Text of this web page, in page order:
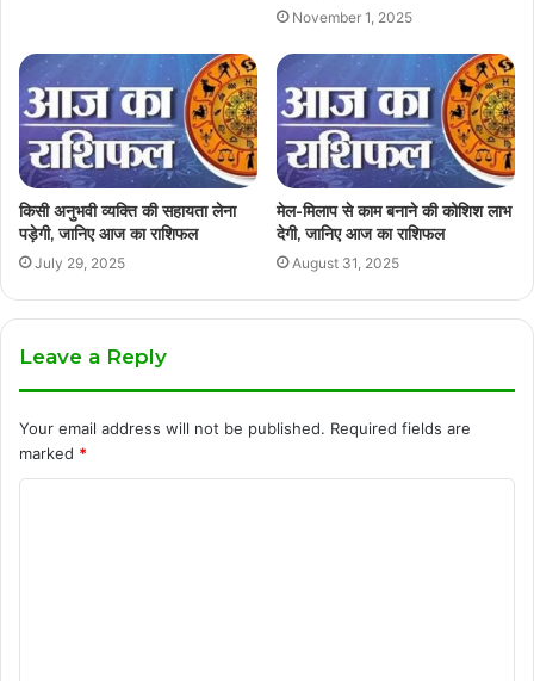
November 1, 2025
किसी अनुभवी व्यक्ति की सहायता लेना
पड़ेगी, जानिए आज का राशिफल
July 29, 2025
मेल-मिलाप से काम बनाने की कोशिश लाभ
देगी, जानिए आज का राशिफल
August 31, 2025
Leave a Reply
Your email address will not be published. Required fields are
marked *